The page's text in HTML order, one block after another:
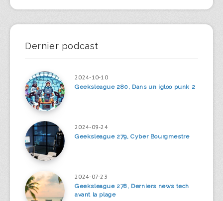
Dernier podcast
2024-10-10
Geeksleague 280, Dans un igloo punk 2
2024-09-24
Geeksleague 279, Cyber Bourgmestre
2024-07-23
Geeksleague 278, Derniers news tech
avant la plage